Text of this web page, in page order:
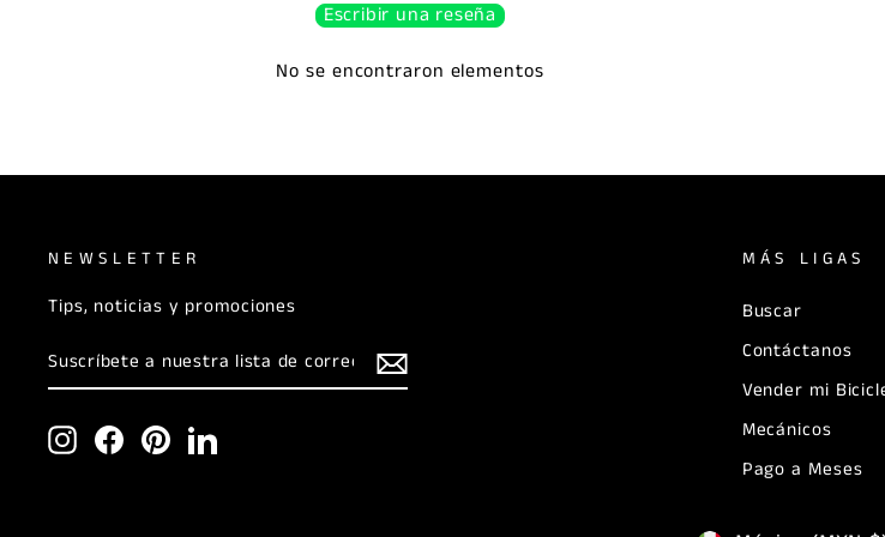
Escribir una reseña
No se encontraron elementos
NEWSLETTER
Tips, noticias y promociones
A
NUESTRA
DE
CORREO
InstagramFacebook
PinterestLinkedIn
MÁS LIGAS
Buscar
Contáctanos
Vender mi
Mecánicos
Pago a Meses